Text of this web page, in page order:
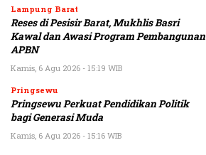
Lampung Barat
Reses di Pesisir Barat, Mukhlis Basri
Kawal dan Awasi Program Pembangunan
APBN
Kamis, 6 Agu 2026 - 15:19 WIB
Pringsewu
Pringsewu Perkuat Pendidikan Politik
bagi Generasi Muda
Kamis, 6 Agu 2026 - 15:16 WIB